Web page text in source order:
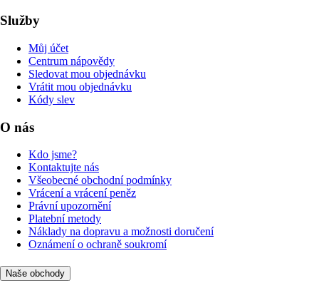
Služby
Můj účet
Centrum nápovědy
Sledovat mou objednávku
Vrátit mou objednávku
Kódy slev
O nás
Kdo jsme?
Kontaktujte nás
Všeobecné obchodní podmínky
Vrácení a vrácení peněz
Právní upozornění
Platební metody
Náklady na dopravu a možnosti doručení
Oznámení o ochraně soukromí
Naše obchody